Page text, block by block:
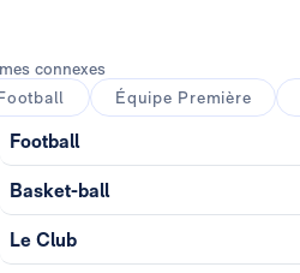
connexes
Équipe Première
Football
Basket-ball
Le Club